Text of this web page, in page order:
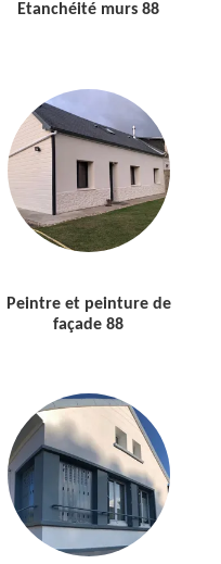
Etanchéité murs 88
Peintre et peinture de
façade 88